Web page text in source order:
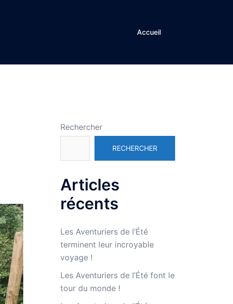
Accueil
Rechercher
RECHERCHER
Articles
récents
Les Aventuriers de l’Été
terminent leur incroyable
voyage !
Les Aventuriers de l’Été font le
tour du monde !